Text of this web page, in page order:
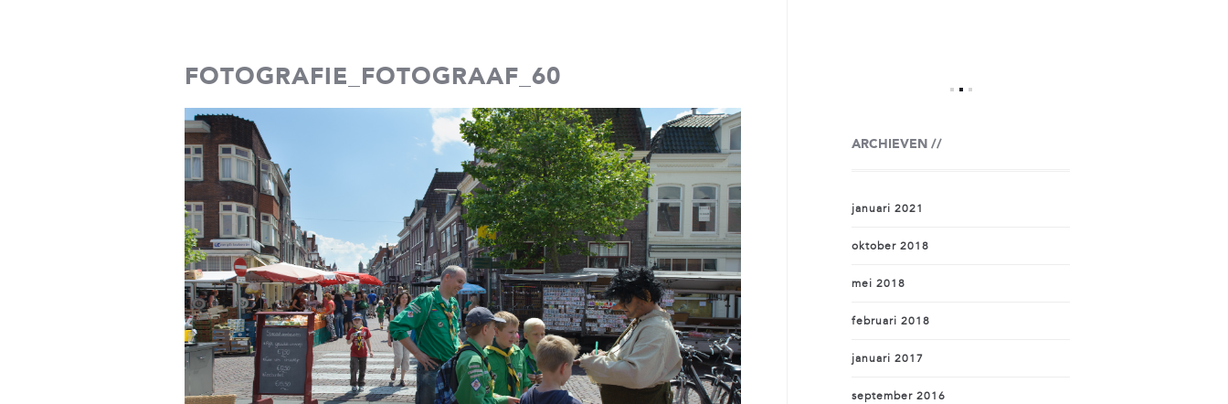
FOTOGRAFIE_FOTOGRAAF_60
ARCHIEVEN
januari 2021
oktober 2018
mei 2018
februari 2018
januari 2017
september 2016